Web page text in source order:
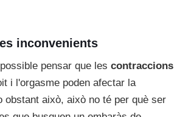
inconvenients
pensar que lescontraccions
i l'orgasme poden afectar la
obstant això, això no té per què ser